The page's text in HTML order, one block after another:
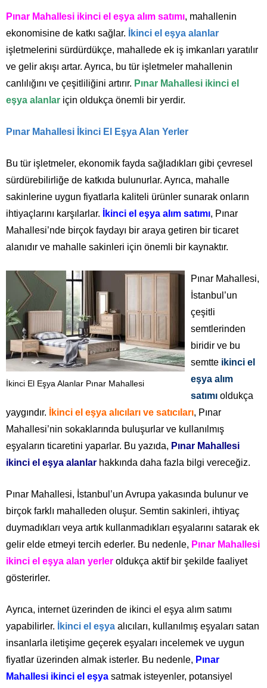
Pınar Mahallesi ikinci el eşya alım satımı, mahallenin
ekonomisine de katkı sağlar.
İkinci el eşya alanlar
işletmelerini sürdürdükçe, mahallede ek iş imkanları yaratılır
ve gelir akışı artar. Ayrıca, bu tür işletmeler mahallenin
canlılığını ve çeşitliliğini artırır. Pınar Mahallesi ikinci el
eşya alanlar için oldukça önemli bir yerdir.
Pınar Mahallesi İkinci El Eşya Alan Yerler
Bu tür işletmeler, ekonomik fayda sağladıkları gibi çevresel
sürdürebilirliğe de katkıda bulunurlar. Ayrıca, mahalle
sakinlerine uygun fiyatlarla kaliteli ürünler sunarak onların
ihtiyaçlarını karşılarlar.
İkinci el eşya alım satımı, Pınar
Mahallesi’nde birçok faydayı bir araya getiren bir ticaret
alanıdır ve mahalle sakinleri için önemli bir kaynaktır.
İkinci El Eşya Alanlar Pınar Mahallesi
Pınar Mahallesi,
İstanbul’un
çeşitli
semtlerinden
biridir ve bu
semtte ikinci el
eşya alım
satımı oldukça
yaygındır.
İkinci el eşya alıcıları ve satıcıları, Pınar
Mahallesi’nin sokaklarında buluşurlar ve kullanılmış
eşyaların ticaretini yaparlar. Bu yazıda, Pınar Mahallesi
ikinci el eşya alanlar hakkında daha fazla bilgi vereceğiz.
Pınar Mahallesi, İstanbul’un Avrupa yakasında bulunur ve
birçok farklı mahalleden oluşur. Semtin sakinleri, ihtiyaç
duymadıkları veya artık kullanmadıkları eşyalarını satarak ek
gelir elde etmeyi tercih ederler. Bu nedenle, Pınar Mahallesi
ikinci el eşya alan yerler oldukça aktif bir şekilde faaliyet
gösterirler.
Ayrıca, internet üzerinden de ikinci el eşya alım satımı
yapabilirler.
İkinci el eşya alıcıları, kullanılmış eşyaları satan
insanlarla iletişime geçerek eşyaları incelemek ve uygun
fiyatlar üzerinden almak isterler. Bu nedenle, Pınar
Mahallesi ikinci el eşya satmak isteyenler, potansiyel